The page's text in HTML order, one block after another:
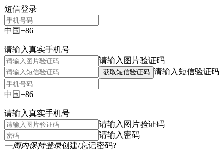
短信登录
中国+86
请输入真实手机号
请输入图片验证码
获取短信验证码 请输入短信验证码
中国+86
请输入真实手机号
请输入图片验证码
请输入密码
一周内保持登录创建/忘记密码?